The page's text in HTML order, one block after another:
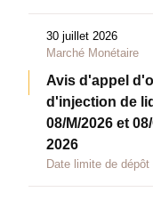
30 juillet 2026
Marché Monétaire
Avis d'appel
d'injection de
08/M/2026 et
2026
Date limite de